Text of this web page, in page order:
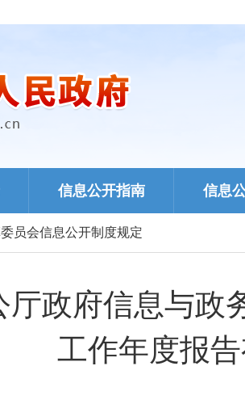
信息公开指南 信息
员会信息公开制度规定
厅政府信息与政
工作年度报